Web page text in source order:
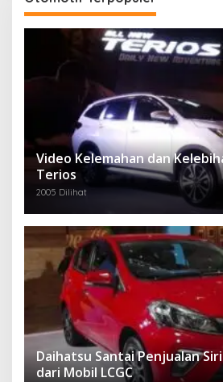
Video Kelemahan dan
Terios
2005 Dilihat
Daihatsu Santai Penjualan
dari Mobil LCGC